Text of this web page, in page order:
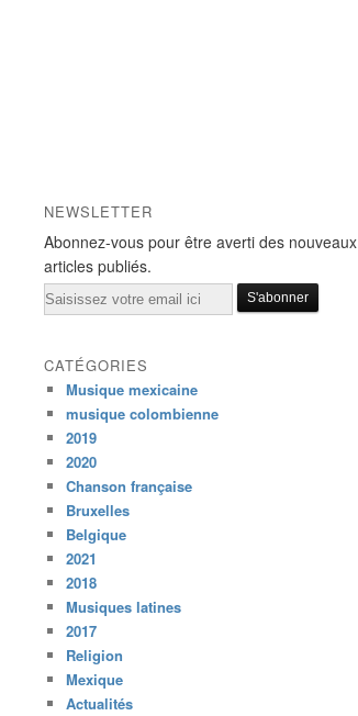
NEWSLETTER
Abonnez-vous pour être averti des nouveaux
articles publiés.
Email
CATÉGORIES
Musique mexicaine
musique colombienne
2019
2020
Chanson française
Bruxelles
Belgique
2021
2018
Musiques latines
2017
Religion
Mexique
Actualités